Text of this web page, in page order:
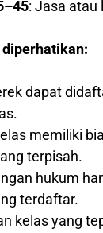
: Jasa atau
dapat
memiliki
terpisah.
hukum
terdaftar.
kelas yang